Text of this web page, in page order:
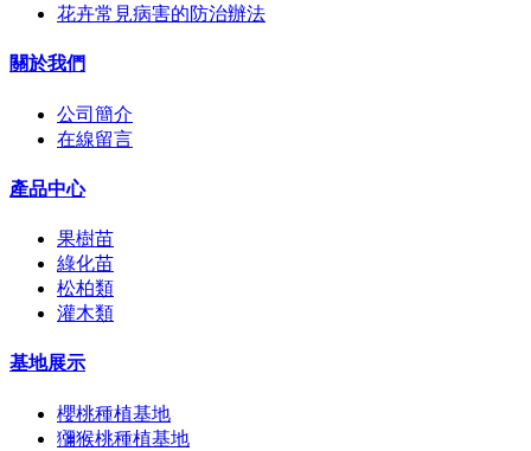
花卉常見病害的防治辦法
關於我們
公司簡介
在線留言
產品中心
果樹苗
綠化苗
松柏類
灌木類
基地展示
櫻桃種植基地
獼猴桃種植基地